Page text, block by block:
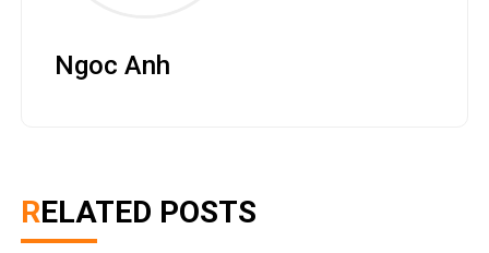
Ngoc Anh
RELATED POSTS